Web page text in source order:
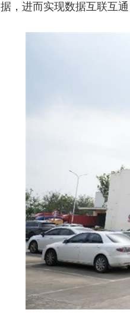
据，进而实现数据互联互